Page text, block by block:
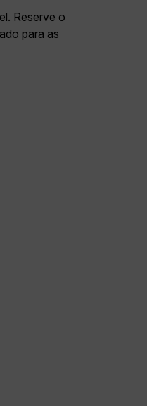
Reserve o
para as